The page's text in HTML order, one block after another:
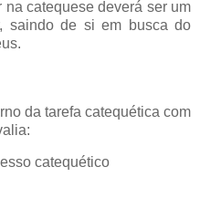
catequese deverá ser um
saindo de si em busca do
da tarefa catequética com
catequético